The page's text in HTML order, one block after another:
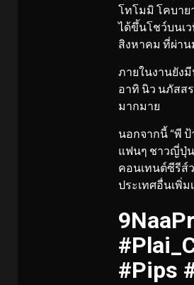
โทโมมิ โคบาย
ได้ขึ้นโชว์บนเ
สิงหาคม ที่ผ่าน
ภายในงานยัง
อาทิ นิว นภัสส
มากมาย
นอกจากนี้ “พี ป้
แฟนๆ ชาวญี่ปุ่
คอนเทนต์ซีรีส์
ประเทศอื่นเพิ่ม
#Pips